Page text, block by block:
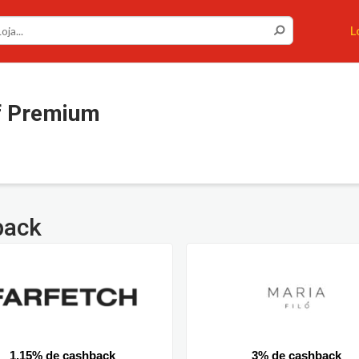
Premium
1.15% de cashback 3% de cashback